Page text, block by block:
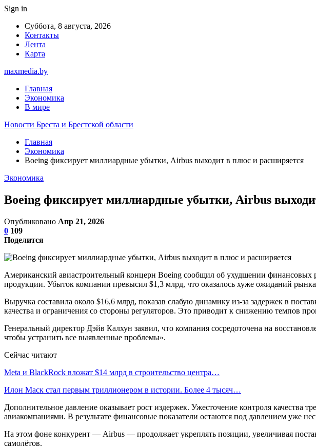
Sign in
Суббота, 8 августа, 2026
Контакты
Лента
Карта
maxmedia.by
Главная
Экономика
В мире
Новости Бреста и Брестской области
Главная
Экономика
Boeing фиксирует миллиардные убытки, Airbus выходит в плюс и расширяется
Экономика
Boeing фиксирует миллиардные убытки, Airbus
Опубликовано Апр 21, 2026
0 109
Поделится
Американский авиастроительный концерн Boeing сообщил об ухудшении финансовых
продукции. Убыток компании превысил $1,3 млрд, что оказалось хуже ожиданий
Выручка составила около $16,6 млрд, показав слабую динамику из-за задержек в
качества и ограничения со стороны регуляторов. Это приводит к снижению темпов
Генеральный директор Дэйв Калхун заявил, что компания сосредоточена на
чтобы устранить все выявленные проблемы».
Сейчас читают
Meta и BlackRock вложат $14 млрд в строительство центра…
Илон Маск стал первым триллионером в истории. Более 4 тысяч…
Дополнительное давление оказывает рост издержек. Ужесточение контроля качества
авиакомпаниями. В результате финансовые показатели остаются под давлением уже
На этом фоне конкурент — Airbus — продолжает укреплять позиции, увеличивая
самолётов.